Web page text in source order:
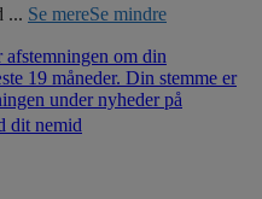
... Se mereSe mindre